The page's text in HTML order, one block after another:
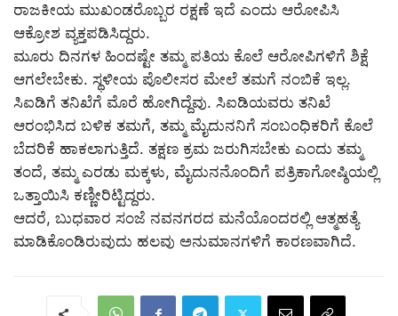
ರಾಜಕೀಯ ಮುಖಂಡರೊಬ್ಬರ ರಕ್ಷಣೆ ಇದೆ ಎಂದು ಆರೋಪಿಸಿ
ಆಕ್ರೋಶ ವ್ಯಕ್ತಪಡಿಸಿದ್ದರು.
ಮೂರು ದಿನಗಳ ಹಿಂದಷ್ಟೇ ತಮ್ಮ ಪತಿಯ ಕೊಲೆ ಆರೋಪಿಗಳಿಗೆ ಶಿಕ್ಷೆ
ಆಗಲೇಬೇಕು. ಸ್ಥಳೀಯ ಪೊಲೀಸರ ಮೇಲೆ ತಮಗೆ ನಂಬಿಕೆ ಇಲ್ಲ.
ಸಿಐಡಿಗೆ ತನಿಖೆಗೆ ಮೊರೆ ಹೋಗಿದ್ದೆವು. ಸಿಐಡಿಯವರು ತನಿಖೆ
ಆರಂಭಿಸಿದ ಬಳಿಕ ತಮಗೆ, ತಮ್ಮ ಮೈದುನನಿಗೆ ಸಂಬಂಧಿಕರಿಗೆ ಕೊಲೆ
ಬೆದರಿಕೆ ಹಾಕಲಾಗುತ್ತಿದೆ. ತಕ್ಷಣ ಕ್ರಮ ಜರುಗಿಸಬೇಕು ಎಂದು ತಮ್ಮ
ತಂದೆ, ತಮ್ಮ ಎರಡು ಮಕ್ಕಳು, ಮೈದುನನೊಂದಿಗೆ ಪತ್ರಿಕಾಗೋಷ್ಠಿಯಲ್ಲಿ
ಒತ್ತಾಯಿಸಿ ಕಣ್ಣೀರಿಟ್ಟಿದ್ದರು.
ಆದರೆ, ಬುಧವಾರ ಸಂಜೆ ನವನಗರದ ಮನೆಯೊಂದರಲ್ಲಿ ಆತ್ಮಹತ್ಯೆ
ಮಾಡಿಕೊಂಡಿರುವುದು ಹಲವು ಅನುಮಾನಗಳಿಗೆ ಕಾರಣವಾಗಿದೆ.